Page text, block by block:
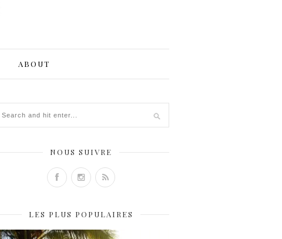
ABOUT
NOUS SUIVRE
LES PLUS POPULAIRES